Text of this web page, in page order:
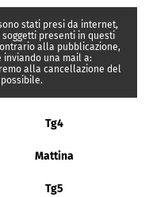
stati presi da internet,
presenti in questi
alla pubblicazione,
una mail a:
alla cancellazione del
Tg4
Mattina
Tg5